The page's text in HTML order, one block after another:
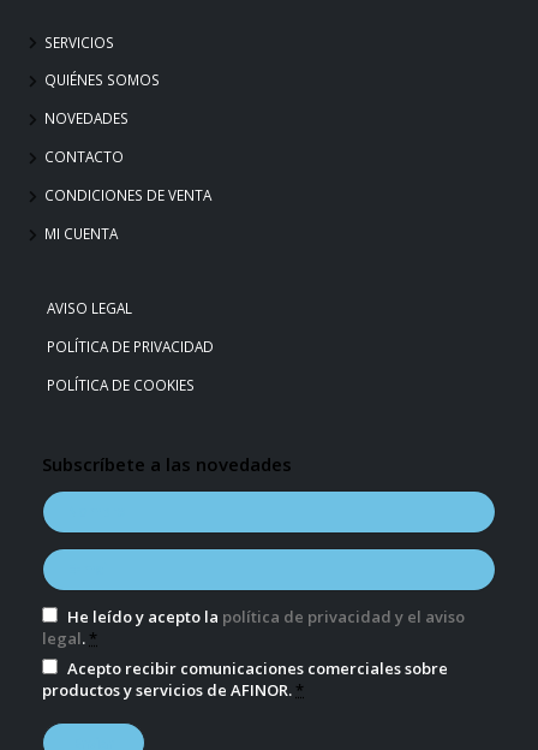
SERVICIOS
QUIÉNES SOMOS
NOVEDADES
CONTACTO
CONDICIONES DE VENTA
MI CUENTA
AVISO LEGAL
POLÍTICA DE PRIVACIDAD
POLÍTICA DE COOKIES
Subscríbete a las novedades
He leído y acepto la política de privacidad y el aviso
legal. *
Acepto recibir comunicaciones comerciales sobre
productos y servicios de AFINOR. *